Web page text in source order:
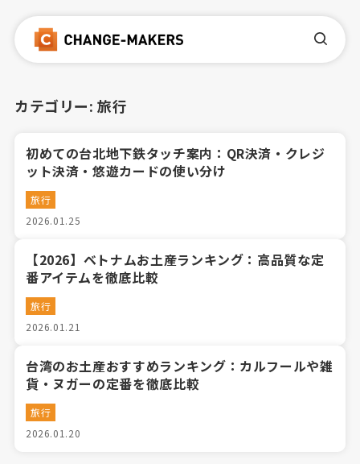
カテゴリー:旅行
初めての台北地下鉄タッチ案内：QR決済・クレジ
ット決済・悠遊カードの使い分け
旅行
2026.01.25
【2026】ベトナムお土産ランキング：高品質な定
番アイテムを徹底比較
旅行
2026.01.21
台湾のお土産おすすめランキング：カルフールや雑
貨・ヌガーの定番を徹底比較
旅行
2026.01.20